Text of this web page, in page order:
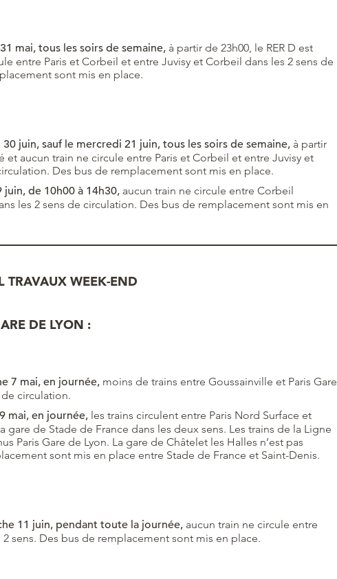
mai, tous les soirs de semaine, à partir de 23h00, le RER D est
entre Paris et Corbeil et entre Juvisy et Corbeil dans les 2 sens de
sont mis en place.
juin, sauf le mercredi 21 juin, tous les soirs de semaine, à partir
et aucun train ne circule entre Paris et Corbeil et entre Juvisy et
Des bus de remplacement sont mis en place.
de 10h00 à 14h30, aucun train ne circule entre Corbeil
les 2 sens de circulation. Des bus de remplacement sont mis en
TRAVAUX WEEK-END
DE LYON :
7 mai, en journée, moins de trains entre Goussainville et Paris Gare
circulation.
mai, en journée, les trains circulent entre Paris Nord Surface et
gare de Stade de France dans les deux sens. Les trains de la Ligne
Paris Gare de Lyon. La gare de Châtelet les Halles n’est pas
sont mis en place entre Stade de France et Saint-Denis.
11 juin, pendant toute la journée, aucun train ne circule entre
sens. Des bus de remplacement sont mis en place.